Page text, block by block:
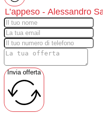
Invia offerta